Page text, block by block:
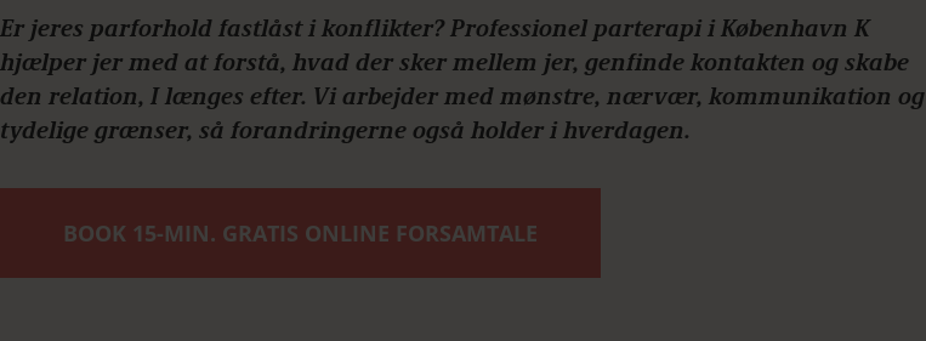
Er jeres parforhold fastlåst i konflikter? Professionel parterapi i København K
hjælper jer med at forstå, hvad der sker mellem jer, genfinde kontakten og skabe
den relation, I længes efter. Vi arbejder med mønstre, nærvær, kommunikation og
tydelige grænser, så forandringerne også holder i hverdagen.
BOOK 15-MIN. GRATIS ONLINE FORSAMTALE